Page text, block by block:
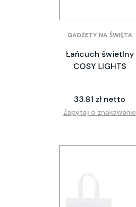
GADŻETY NA ŚWIĘTA
Łańcuch świetlny
COSY LIGHTS
33.81 zł netto
Zapytaj o znakowanie